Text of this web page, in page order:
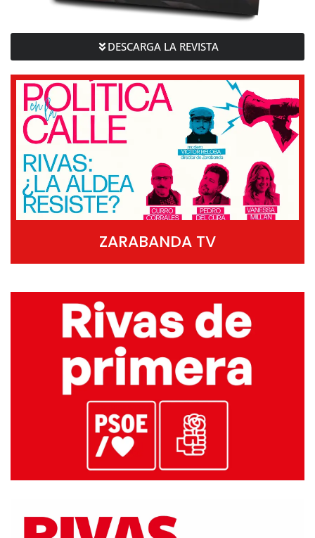
DESCARGA LA REVISTA
ZARABANDA TV